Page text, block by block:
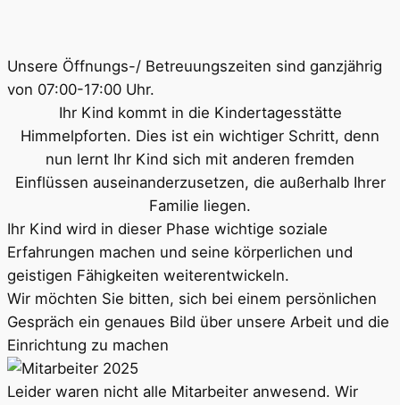
Unsere Öffnungs-/ Betreuungszeiten sind ganzjährig
von 07:00-17:00 Uhr.
Ihr Kind kommt in die Kindertagesstätte
Himmelpforten. Dies ist ein wichtiger Schritt, denn
nun lernt Ihr Kind sich mit anderen fremden
Einflüssen auseinanderzusetzen, die außerhalb Ihrer
Familie liegen.
Ihr Kind wird in dieser Phase wichtige soziale
Erfahrungen machen und seine körperlichen und
geistigen Fähigkeiten weiterentwickeln.
Wir möchten Sie bitten, sich bei einem persönlichen
Gespräch ein genaues Bild über unsere Arbeit und die
Einrichtung zu machen
Leider waren nicht alle Mitarbeiter anwesend. Wir